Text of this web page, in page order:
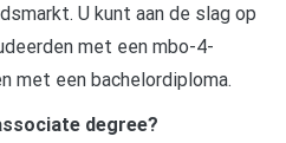
U kunt aan de slag op
met een mbo-4-
met een bachelordiploma.
degree?